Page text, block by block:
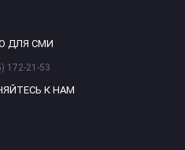
ДЛЯ СМИ
172-21-53
К НАМ